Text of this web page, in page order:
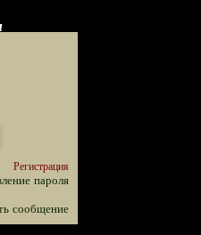
Регистрация
пароля
сообщение